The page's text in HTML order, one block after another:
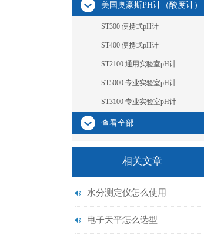
美国奥豪斯PH计（酸度计）
ST300 便携式pH计
ST400 便携式pH计
ST2100 通用实验室pH计
ST5000 专业实验室pH计
ST3100 专业实验室pH计
查看全部
相关文章
水分测定仪怎么使用
电子天平怎么选型